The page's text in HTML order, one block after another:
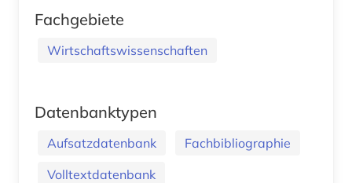
Fachgebiete
Wirtschaftswissenschaften
Datenbanktypen
Aufsatzdatenbank
Fachbibliographie
Volltextdatenbank